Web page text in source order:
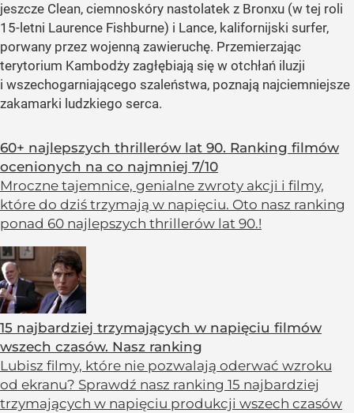
jeszcze Clean, ciemnoskóry nastolatek z Bronxu (w tej roli
15-letni Laurence Fishburne) i Lance, kalifornijski surfer,
porwany przez wojenną zawieruchę. Przemierzając
terytorium Kambodży zagłębiają się w otchłań iluzji
i wszechogarniającego szaleństwa, poznają najciemniejsze
zakamarki ludzkiego serca.
60+ najlepszych thrillerów lat 90. Ranking filmów
ocenionych na co najmniej 7/10
Mroczne tajemnice, genialne zwroty akcji i filmy,
które do dziś trzymają w napięciu. Oto nasz ranking
ponad 60 najlepszych thrillerów lat 90.!
15 najbardziej trzymających w napięciu filmów
wszech czasów. Nasz ranking
Lubisz filmy, które nie pozwalają oderwać wzroku
od ekranu? Sprawdź nasz ranking 15 najbardziej
trzymających w napięciu produkcji wszech czasów